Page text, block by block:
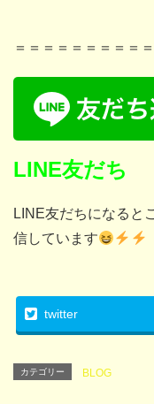
＝＝＝＝＝＝＝＝＝
LINE友だち
LINE友だちになると
信しています
twitter
カテゴリー BLOG